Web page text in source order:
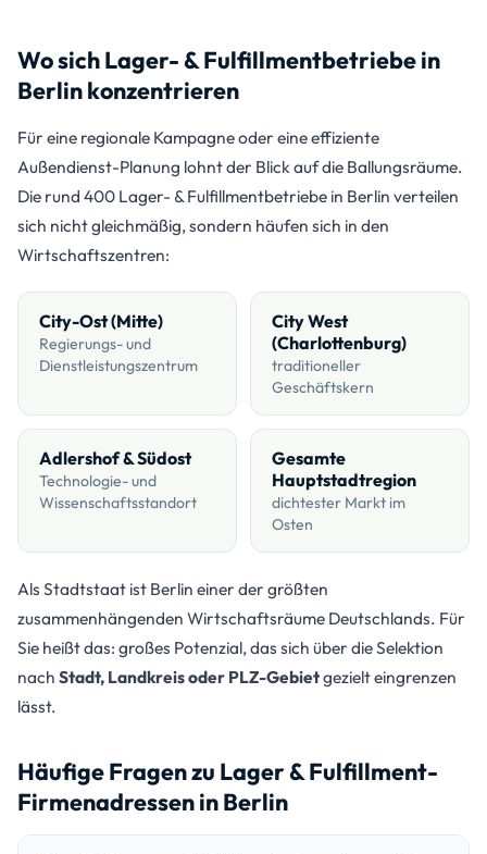
Wo sich Lager- & Fulfillmentbetriebe in
Berlin konzentrieren
Für eine regionale Kampagne oder eine effiziente
Außendienst-Planung lohnt der Blick auf die Ballungsräume.
Die rund 400 Lager- & Fulfillmentbetriebe in Berlin verteilen
sich nicht gleichmäßig, sondern häufen sich in den
Wirtschaftszentren:
City-Ost (Mitte)
Regierungs- und
Dienstleistungszentrum
City West
(Charlottenburg)
traditioneller
Geschäftskern
Adlershof & Südost
Technologie- und
Wissenschaftsstandort
Gesamte
Hauptstadtregion
dichtester Markt im
Osten
Als Stadtstaat ist Berlin einer der größten
zusammenhängenden Wirtschaftsräume Deutschlands. Für
Sie heißt das: großes Potenzial, das sich über die Selektion
nach Stadt, Landkreis oder PLZ-Gebietgezielt eingrenzen
lässt.
Häufige Fragen zu Lager & Fulfillment-
Firmenadressen in Berlin